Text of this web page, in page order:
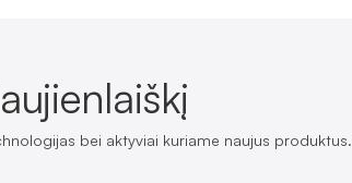
bei aktyviai kuriame naujus produktus.